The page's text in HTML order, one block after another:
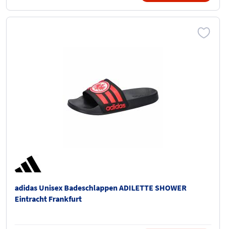
adidas Unisex Badeschlappen ADILETTE SHOWER
Eintracht Frankfurt